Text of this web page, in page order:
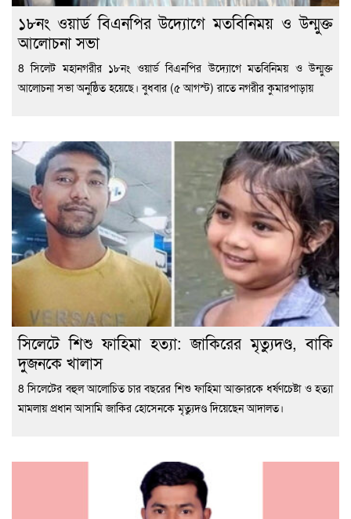
১৮নং ওয়ার্ড বিএনপির উদ্যোগে মতবিনিময় ও উন্মুক্ত
আলোচনা সভা
8 সিলেট মহানগরীর ১৮নং ওয়ার্ড বিএনপির উদ্যোগে মতবিনিময় ও উন্মুক্ত
আলোচনা সভা অনুষ্ঠিত হয়েছে। বুধবার (৫ আগস্ট) রাতে নগরীর কুমারপাড়ায়
সিলেটে শিশু ফাহিমা হত্যা: জাকিরের মৃত্যুদণ্ড, বাকি
দুজনকে খালাস
8 সিলেটের বহুল আলোচিত চার বছরের শিশু ফাহিমা আক্তারকে ধর্ষণচেষ্টা ও হত্যা
মামলায় প্রধান আসামি জাকির হোসেনকে মৃত্যুদণ্ড দিয়েছেন আদালত।